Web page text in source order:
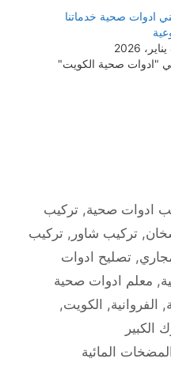
ادوات صحية خدماتنا
"ادوات صحية الكويت"
ادوات صحية,تركيب
, تركيب شاور , تركيب
, تصليح ادوات
, معلم ادوات صحية
, الفروانية, الكويت,
الكبير
المائية